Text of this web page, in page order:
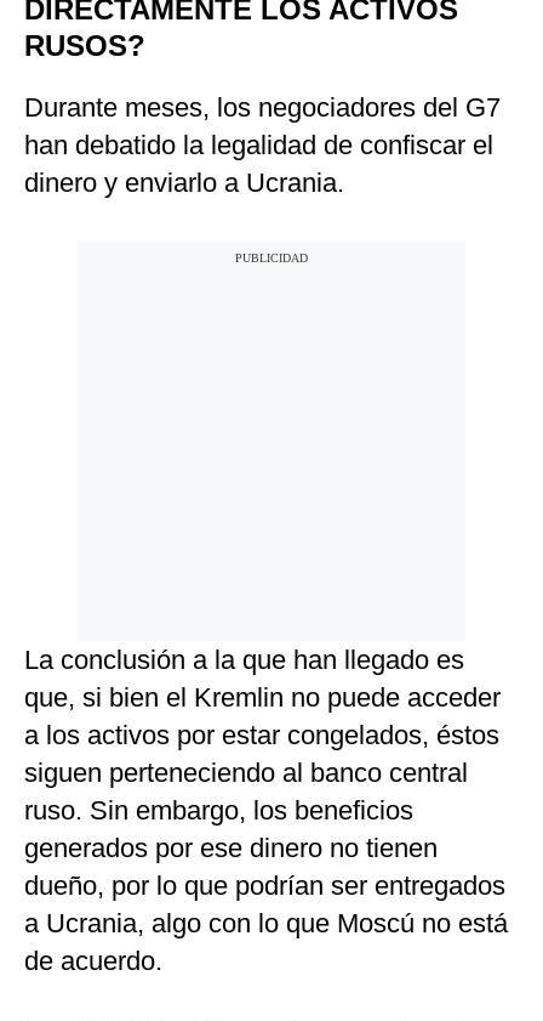
DIRECTAMENTE LOS ACTIVOS
RUSOS?
Durante meses, los negociadores del G7
han debatido la legalidad de confiscar el
dinero y enviarlo a Ucrania.
La conclusión a la que han llegado es
que, si bien el Kremlin no puede acceder
a los activos por estar congelados, éstos
siguen perteneciendo al banco central
ruso. Sin embargo, los beneficios
generados por ese dinero no tienen
dueño, por lo que podrían ser entregados
a Ucrania, algo con lo que Moscú no está
de acuerdo.